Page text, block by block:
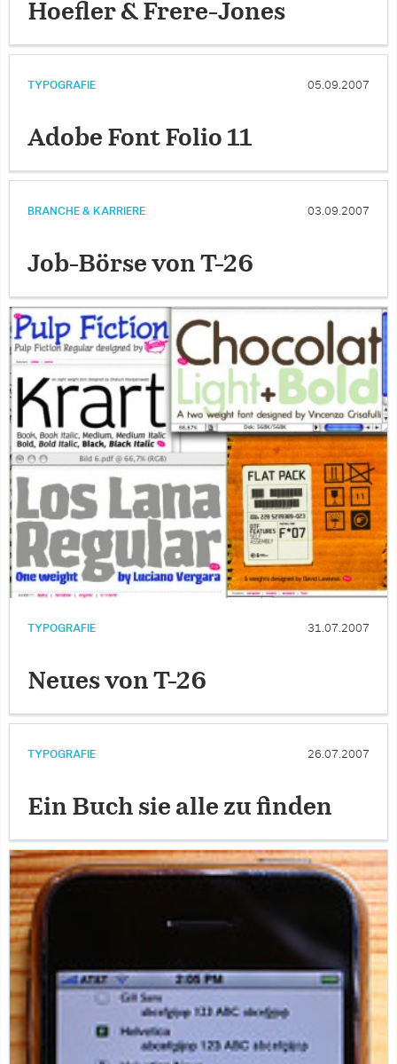
Hoefler & Frere-Jones
TYPOGRAFIE 05.09.2007
Adobe Font Folio 11
BRANCHE & KARRIERE 03.09.2007
Job-Börse von T-26
TYPOGRAFIE 31.07.2007
Neues von T-26
TYPOGRAFIE 26.07.2007
Ein Buch sie alle zu finden